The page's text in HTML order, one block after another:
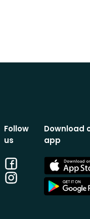
Follow
us
Facebook
Instagram
Download
app
App
Store
App
Store